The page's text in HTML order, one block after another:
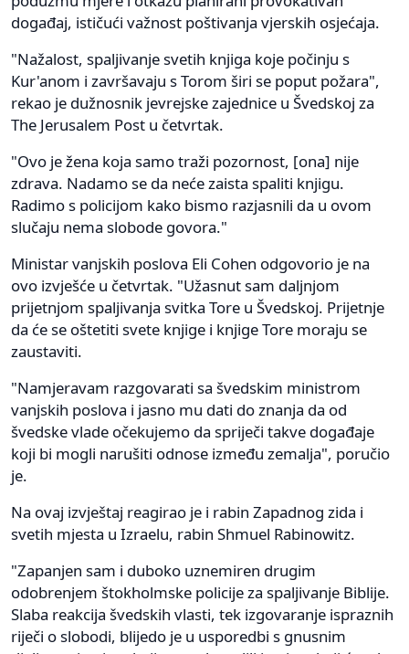
događaj, ističući važnost poštivanja vjerskih osjećaja.
"Nažalost, spaljivanje svetih knjiga koje počinju s
Kur'anom i završavaju s Torom širi se poput požara",
rekao je dužnosnik jevrejske zajednice u Švedskoj za
The Jerusalem Post u četvrtak.
"Ovo je žena koja samo traži pozornost, [ona] nije
zdrava. Nadamo se da neće zaista spaliti knjigu.
Radimo s policijom kako bismo razjasnili da u ovom
slučaju nema slobode govora."
Ministar vanjskih poslova Eli Cohen odgovorio je na
ovo izvješće u četvrtak. "Užasnut sam daljnjom
prijetnjom spaljivanja svitka Tore u Švedskoj. Prijetnje
da će se oštetiti svete knjige i knjige Tore moraju se
zaustaviti.
"Namjeravam razgovarati sa švedskim ministrom
vanjskih poslova i jasno mu dati do znanja da od
švedske vlade očekujemo da spriječi takve događaje
koji bi mogli narušiti odnose između zemalja", poručio
je.
Na ovaj izvještaj reagirao je i rabin Zapadnog zida i
svetih mjesta u Izraelu, rabin Shmuel Rabinowitz.
"Zapanjen sam i duboko uznemiren drugim
odobrenjem štokholmske policije za spaljivanje Biblije.
Slaba reakcija švedskih vlasti, tek izgovaranje ispraznih
riječi o slobodi, blijedo je u usporedbi s gnusnim